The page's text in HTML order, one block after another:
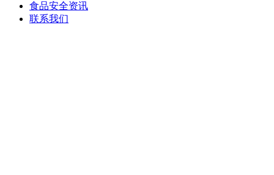
食品安全资讯
联系我们